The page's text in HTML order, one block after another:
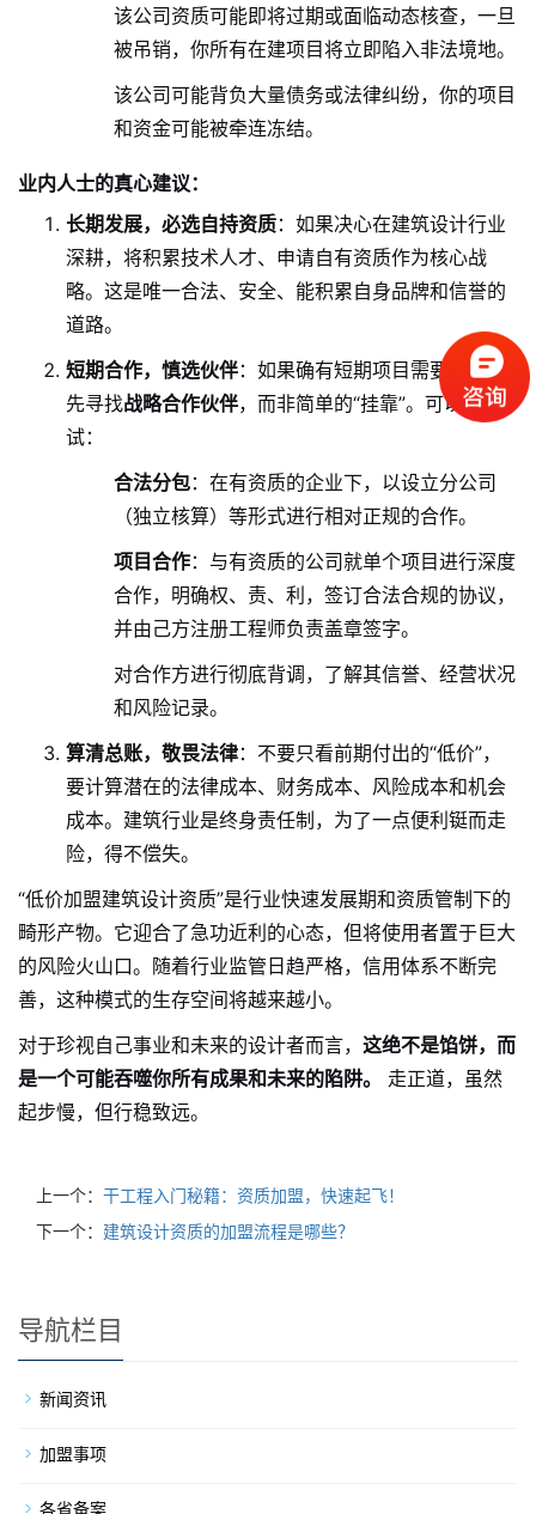
该公司资质可能即将过期或面临动态核查，一旦
被吊销，你所有在建项目将立即陷入非法境地。
该公司可能背负大量债务或法律纠纷，你的项目
和资金可能被牵连冻结。
业内人士的真心建议：
长期发展，必选自持资质：如果决心在建筑设计行业
深耕，将积累技术人才、申请自有资质作为核心战
略。这是唯一合法、安全、能积累自身品牌和信誉的
道路。
短期合作，慎选伙伴：如果确有短期项目需要，应优
先寻找战略合作伙伴，而非简单的“挂靠”。可以尝
试：
合法分包：在有资质的企业下，以设立分公司
（独立核算）等形式进行相对正规的合作。
项目合作：与有资质的公司就单个项目进行深度
合作，明确权、责、利，签订合法合规的协议，
并由己方注册工程师负责盖章签字。
对合作方进行彻底背调，了解其信誉、经营状况
和风险记录。
算清总账，敬畏法律：不要只看前期付出的“低价”，
要计算潜在的法律成本、财务成本、风险成本和机会
成本。建筑行业是终身责任制，为了一点便利铤而走
险，得不偿失。
“低价加盟建筑设计资质”是行业快速发展期和资质管制下的
畸形产物。它迎合了急功近利的心态，但将使用者置于巨大
的风险火山口。随着行业监管日趋严格，信用体系不断完
善，这种模式的生存空间将越来越小。
对于珍视自己事业和未来的设计者而言， 这绝不是馅饼，而
是一个可能吞噬你所有成果和未来的陷阱。
走正道，虽然
起步慢，但行稳致远。
上一个： 干工程入门秘籍：资质加盟，快速起飞！
下一个： 建筑设计资质的加盟流程是哪些？
导航栏目
新闻资讯
加盟事项
各省备案